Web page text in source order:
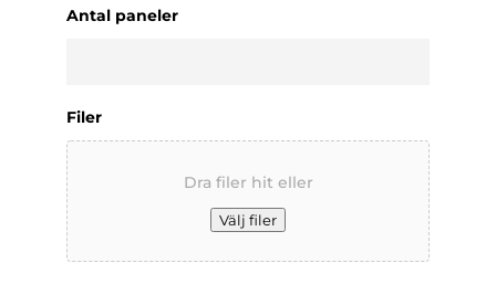
Antal paneler
Filer
Dra filer hit eller
Välj filer